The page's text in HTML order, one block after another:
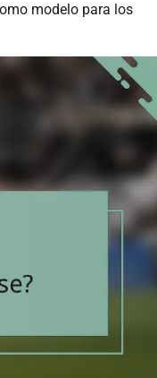
modelo para los